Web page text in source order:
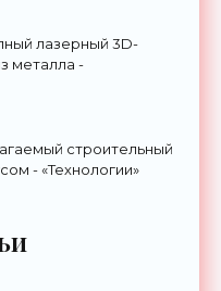
лазерный 3D-
металла -
строительный
- «Технологии»